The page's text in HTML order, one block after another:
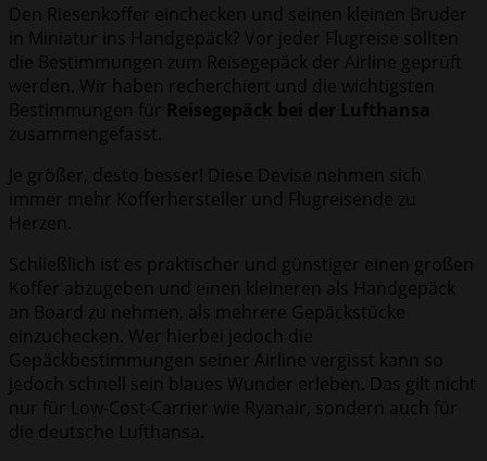
Den Riesenkoffer einchecken und seinen kleinen Bruder
in Miniatur ins Handgepäck? Vor jeder Flugreise sollten
die Bestimmungen zum Reisegepäck der Airline geprüft
werden. Wir haben recherchiert und die wichtigsten
Bestimmungen für Reisegepäck bei der Lufthansa
zusammengefasst.
Je größer, desto besser! Diese Devise nehmen sich
immer mehr Kofferhersteller und Flugreisende zu
Herzen.
Schließlich ist es praktischer und günstiger einen großen
Koffer abzugeben und einen kleineren als Handgepäck
an Board zu nehmen, als mehrere Gepäckstücke
einzuchecken. Wer hierbei jedoch die
Gepäckbestimmungen seiner Airline vergisst kann so
jedoch schnell sein blaues Wunder erleben. Das gilt nicht
nur für Low-Cost-Carrier wie Ryanair, sondern auch für
die deutsche Lufthansa.